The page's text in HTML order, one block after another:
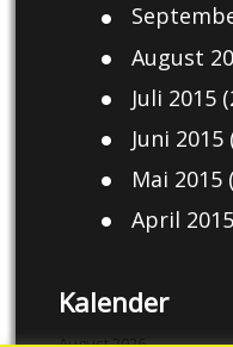
August
Juli 2015
Juni 2015
Mai 2015
April 2015
Kalender